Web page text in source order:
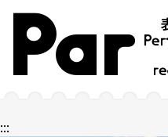
跳到主要內容區塊
網站導覽
:::